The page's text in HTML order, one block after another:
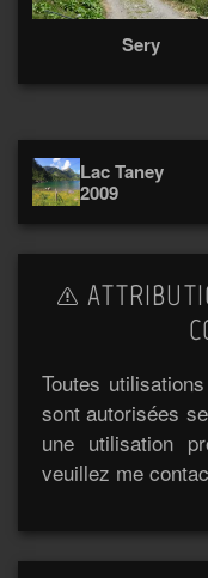
Sery
Lac Taney
2009
Toutes
sont autorisées
une utilisation
veuillez me